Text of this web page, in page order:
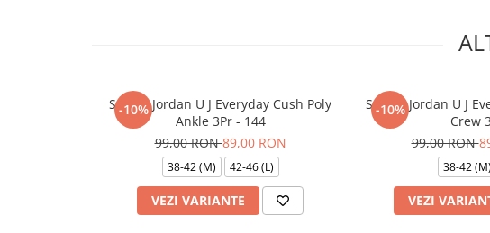
-10%
Sosete Jordan U J Everyday Cush Poly
Ankle 3Pr - 144
99,00 RON89,00 RON
38-42 (M) 42-46 (L)
VEZI VARIANTE
-10%
Sosete Jordan U J
Crew
99,00 RON
38-42 (M)
VEZI